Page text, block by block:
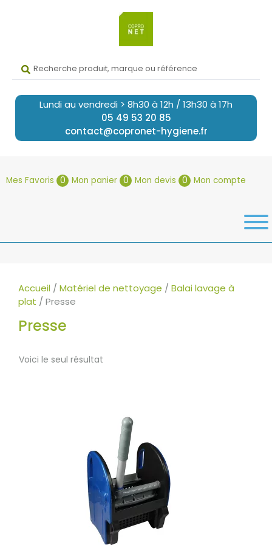
Lundi au vendredi > 8h30 à 12h / 13h30 à 17h
05 49 53 20 85
contact@copronet-hygiene.fr
Mes Favoris 0 Mon panier 0 Mon devis 0 Mon compte
Accueil / Matériel de nettoyage / Balai lavage à
plat / Presse
Presse
Voici le seul résultat